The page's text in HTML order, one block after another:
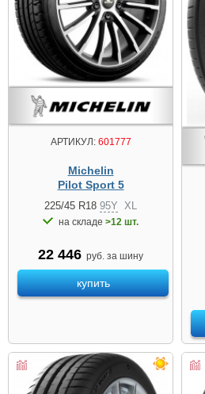
АРТИКУЛ:601777
Michelin
Pilot Sport 5
225/45 R18 95Y XL
на складе >12 шт.
22 446 руб. за шину
купить